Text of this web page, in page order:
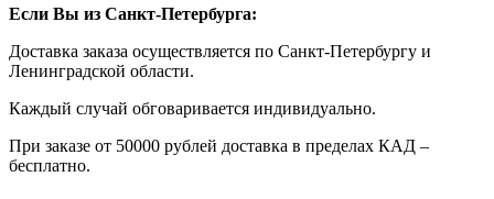
Если Вы из Санкт-Петербурга:
Доставка заказа осуществляется по Санкт-Петербургу и
Ленинградской области.
Каждый случай обговаривается индивидуально.
При заказе от 50000 рублей доставка в пределах КАД –
бесплатно.